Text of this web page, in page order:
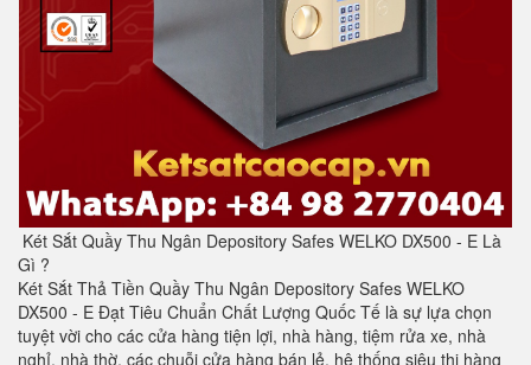
Két Sắt Quầy Thu Ngân Depository Safes WELKO DX500 - E Là
Gì ?
Két Sắt Thả Tiền Quầy Thu Ngân Depository Safes WELKO
DX500 - E Đạt Tiêu Chuẩn Chất Lượng Quốc Tế là sự lựa chọn
tuyệt vời cho các cửa hàng tiện lợi, nhà hàng, tiệm rửa xe, nhà
nghỉ, nhà thờ, các chuỗi cửa hàng bán lẻ, hệ thống siêu thị hàng